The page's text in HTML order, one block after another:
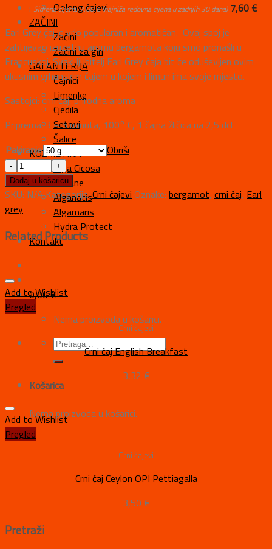
Oolong čajevi
ZAČINI
Začini
Začini za gin
GALANTERIJA
Čajnici
Limenke
Cjedila
Setovi
Šalice
KOZMETIKA
Alga Cicosa
Oceane
Alganatis
Algamaris
Hydra Protect
Kontakt
0,00€
Nema proizvoda u košarici.
Košarica
Nema proizvoda u košarici.
: Sidrena cijena:7,60€(najniža redovna cijena u zadnjih 30 dana) 7,60€
Earl Grey čaj je vrlo popularan i aromatičan. Ovaj spoj je
zahtijevao izuzetnu aromu bergamota koju smo pronašli u
Francuskoj. Svaki ljubitelj Earl Grey čaja bit će oduševljen ovim
ukusnim vrhunskim čajem u kojem i limun ima svoje mjesto.
Sastojci: crni čaj, prirodna aroma
Priprema: 3 – 5 minuta, 100° C, 1 čajna žličica na 2,5 dcl
Pakiranje
Obriši
Dodaj u košaricu
SKU: N/AKategorija:Crni čajevi Oznake: bergamot, crni čaj, Earl
grey
Related Products
Add to Wishlist
Pregled
Crni čajevi
Crni čaj English Breakfast
3,32 €
Add to Wishlist
Pregled
Crni čajevi
Crni čaj Ceylon OPI Pettiagalla
3,50 €
Pretraži